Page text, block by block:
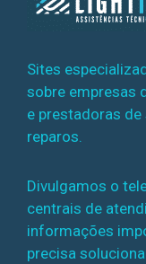
Sites
sobre empresas
e prestadoras
reparos.
Divulgamos o
centrais de
informações
precisa